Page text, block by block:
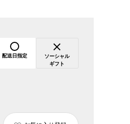
配送日指定
ソーシャル
ギフト